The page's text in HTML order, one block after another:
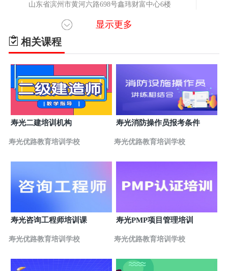
山东省滨州市黄河六路698号鑫玮财富中心6楼
山东聊城优路教育培训学校
山东省聊城市经济开发区中华路8号当代财智大厦2412
室
山东泰安优路教育培训学校
山东省泰安市长城路96号天龙国际大厦A座2907室
8 山东威海优路教育培训学校
山东省威海市经济技术开发区乐天世纪城6号乐天双子
星B座B407
9 山东德州优路教育培训学校
室
山东省淄博市张店区柳泉路77号新世界广场2号楼1204
11 山东日照优路教育培训学校
山东省日照市东港区泰安路179号国际大厦A座606室
12 山东东营优路教育培训学校
山东省东营市东营区西城济南路20号鑫都财富中心
1256室
山东省菏泽市牡丹区长江路1288号中达御园9#801室
显示更多
相关课程
寿光二建培训机构
寿光优路教育培训学校
寿光消防操作员报考条件
寿光优路教育培训学校
寿光咨询工程师培训课
寿光优路教育培训学校
寿光PMP项目管理培训
寿光优路教育培训学校